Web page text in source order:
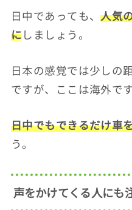
日中であっても、人気
にしましょう。
日本の感覚では少しの
ですが、ここは海外です
日中でもできるだけ車
う。
声をかけてくる人にも